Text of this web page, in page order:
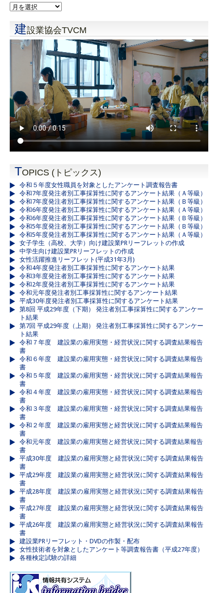
建設業協会TVCM
TOPICS (トピックス)
令和５年度女性職員を対象としたアンケート調査報告書
令和7年度発注者別工事採算性に関するアンケート結果（Ａ等級）
令和7年度発注者別工事採算性に関するアンケート結果（Ｂ等級）
令和6年度発注者別工事採算性に関するアンケート結果（Ａ等級）
令和6年度発注者別工事採算性に関するアンケート結果（Ｂ等級）
令和5年度発注者別工事採算性に関するアンケート結果（Ｂ等級）
令和5年度発注者別工事採算性に関するアンケート結果（Ａ等級）
女子学生（高校、大学）向け建設業PRリーフレットの作成
中学生向け建設業PRリーフレットの作成
女性活躍推進リーフレット(平成31年3月)
令和4年度発注者別工事採算性に関するアンケート結果
令和3年度発注者別工事採算性に関するアンケート結果
令和2年度発注者別工事採算性に関するアンケート結果
令和元年度発注者別工事採算性に関するアンケート結果
平成30年度発注者別工事採算性に関するアンケート結果
第8回 平成29年度（下期） 発注者別工事採算性に関するアンケー
ト結果
第7回 平成29年度（上期） 発注者別工事採算性に関するアンケー
ト結果
令和７年度 建設業の雇用実態・経営状況に関する調査結果報告
書
令和６年度 建設業の雇用実態・経営状況に関する調査結果報告
書
令和５年度 建設業の雇用実態・経営状況に関する調査結果報告
書
令和４年度 建設業の雇用実態・経営状況に関する調査結果報告
書
令和３年度 建設業の雇用実態・経営状況に関する調査結果報告
書
令和２年度 建設業の雇用実態と経営状況に関する調査結果報告
書
令和元年度 建設業の雇用実態と経営状況に関する調査結果報告
書
平成30年度 建設業の雇用実態と経営状況に関する調査結果報告
書
平成29年度 建設業の雇用実態と経営状況に関する調査結果報告
書
平成28年度 建設業の雇用実態と経営状況に関する調査結果報告
書
平成27年度 建設業の雇用実態と経営状況に関する調査結果報告
書
平成26年度 建設業の雇用実態と経営状況に関する調査結果報告
書
建設業PRリーフレット・DVDの作製・配布
女性技術者を対象としたアンケート等調査報告書（平成27年度）
各種検定試験の詳細